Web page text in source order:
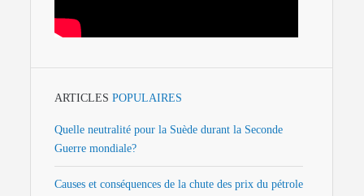
ARTICLES POPULAIRES
Quelle neutralité pour la Suède durant la Seconde
Guerre mondiale?
Causes et conséquences de la chute des prix du pétrole